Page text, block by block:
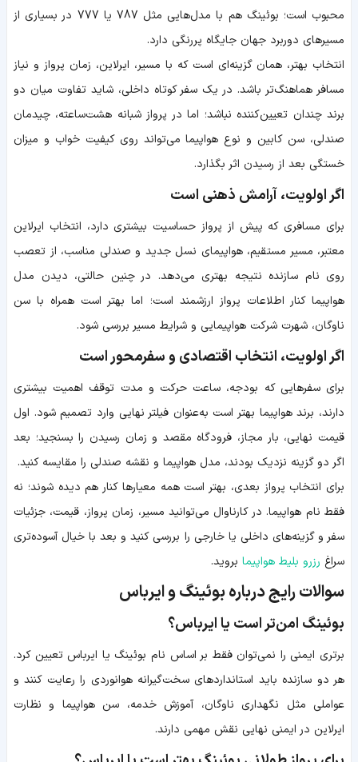
محبوب است؛ بوئینگ هم با مدل‌هایی مثل 787 یا 777 در بسیاری از
مسیرهای دوربرد جهان جایگاه پررنگی دارد.
انتخاب بهتر، همان گزینه‌ای است که با مسیر، ایرلاین، زمان پرواز و نیاز
مسافر هماهنگ‌تر باشد. در یک سفر کوتاه داخلی، شاید تفاوت میان دو
برند چندان تعیین‌کننده نباشد؛ اما در پرواز شبانه هشت‌ساعته، چیدمان
صندلی، سن کابین و نوع هواپیما می‌تواند روی کیفیت خواب و میزان
خستگی بعد از رسیدن اثر بگذارد.
اگر اولویت، آرامش ذهنی است
برای مسافری که پیش از پرواز حساسیت بیشتری دارد، انتخاب ایرلاین
معتبر، مسیر مستقیم، هواپیمای نسل جدید و صندلی مناسب، از تعصب
روی نام سازنده نتیجه بهتری می‌دهد. در چنین حالتی، دیدن مدل
هواپیما کنار اطلاعات پرواز ارزشمند است؛ اما بهتر است همراه با سن
ناوگان، شهرت شرکت هواپیمایی و شرایط مسیر بررسی شود.
اگر اولویت، انتخاب اقتصادی و سفرمحور است
برای سفرهایی که بودجه، ساعت حرکت و مدت توقف اهمیت بیشتری
دارند، برند هواپیما بهتر است به‌عنوان فیلتر نهایی وارد تصمیم شود. اول
قیمت نهایی، بار مجاز، فرودگاه مقصد و زمان رسیدن را بسنجید؛ بعد
اگر دو گزینه نزدیک بودند، مدل هواپیما و نقشه صندلی را مقایسه کنید.
برای انتخاب پرواز بعدی، بهتر است همه معیارها کنار هم دیده شوند؛ نه
فقط نام هواپیما. در کارناوال می‌توانید مسیر، زمان پرواز، قیمت، جزئیات
سفر و گزینه‌های داخلی یا خارجی را بررسی کنید و بعد با خیال آسوده‌تری
سراغ رزرو بلیط هواپیما بروید.
سوالات رایج درباره بوئینگ و ایرباس
بوئینگ امن‌تر است یا ایرباس؟
برتری ایمنی را نمی‌توان فقط بر اساس نام بوئینگ یا ایرباس تعیین کرد.
هر دو سازنده باید استانداردهای سخت‌گیرانه هوانوردی را رعایت کنند و
عواملی مثل نگهداری ناوگان، آموزش خدمه، سن هواپیما و نظارت
ایرلاین در ایمنی نهایی نقش مهمی دارند.